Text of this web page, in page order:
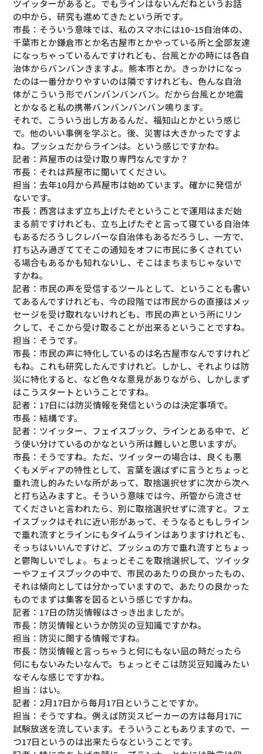
ツイッターがあると。でもラインはないんだねというお話
の中から、研究も進めてきたという所です。
市長：そういう意味では、私のスマホには10~15自治体の、
千葉市とか鎌倉市とか名古屋市とかやっている所と全部友達
になっちゃっているんですけれども、台風とかの時には各自
治体からバンバンきますよ。熊本市とか。きっかけになっ
たのは一番分かりやすいのは隣ですけれども、色んな自治
体がこういう形でバンバンバンバン。だから台風とか地震
とかなると私の携帯バンバンバンバン鳴ります。
それで、こういう出し方あるんだ、福知山とかという感じ
で。他のいい事例を学ぶと。後、災害は大きかったですよ
ね。プッシュだからラインは。という感じですかね。
記者：芦屋市のは受け取り専門なんですか？
市長：それは芦屋市に聞いてください。
担当：去年10月から芦屋市は始めています。確かに発信が
ないです。
市長：西宮はまず立ち上げたぞということで運用はまだ始
まる前ですけれども、立ち上げたぞと言って寝ている自治体
もあるだろうしクレバーな自治体もあるだろうし、一方で、
打ち込み過ぎててそこの通知をオフに市民に多くされてい
る場合もあるかも知れないし、そこはまちまちじゃないで
すかね。
記者：市民の声を受信するツールとして、ということも書い
てあるんですけれども、今の段階では市民からの直接はメッ
セージを受け取れないけれども、市民の声という所にリン
クして、そこから受け取ることが出来るということですね。
担当：そうです。
市長：市民の声に特化しているのは名古屋市なんですけれど
もね。これも研究したんですけれど。しかし、それよりは防
災に特化すると、など色々な意見がありながら、しかしまず
はこうスタートということですね。
記者：17日には防災情報を発信というのは決定事項で。
市長：結構です。
記者：ツイッター、フェイスブック、ラインとある中で、ど
う使い分けているのかなという所は難しいと思いますが。
市長：そうですね。ただ、ツイッターの場合は、良くも悪
くもメディアの特性として、言葉を選ばずに言うとちょっと
垂れ流し的みたいな所があって、取捨選択せずに次から次へ
と打ち込みますと。そういう意味では今、所管から流させ
てくださいと言われたら、別に取捨選択せずに流すと。フェ
イスブックはそれに近い形があって、そうなるともしライン
で垂れ流すとラインにもタイムラインはありますけれども、
そっちはいいんですけど、プッシュの方で垂れ流すとちょっ
と鬱陶しいでしょ。ちょっとそこを取捨選択して、ツイッタ
ーやフェイスブックの中で、市民のあたりの良かったもの、
それは傾向としては分かっていますので、あたりの良かった
ものでまずは集客を図るという感じですかね。
記者：17日の防災情報はさっき出ましたが。
市長：防災情報というか防災の豆知識ですかね。
担当：防災に関する情報ですね。
市長：防災情報と言っちゃうと何にもない凪の時だったら
何にもないみたいなんで。ちょっとそこは防災豆知識みたい
なそんな感じですかね。
担当：はい。
記者：2月17日から毎月17日ということですか。
担当：そうですね。例えば防災スピーカーの方は毎月17に
試験放送を流しています。そういうこともありますので、一
つ17日というのは出来たらなということです。